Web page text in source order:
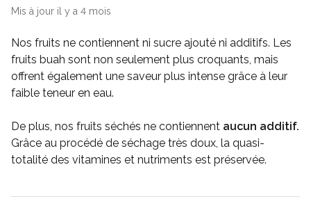
Mis à jour il y a 4 mois
Nos fruits ne contiennent ni sucre ajouté ni additifs. Les
fruits buah sont non seulement plus croquants, mais
offrent également une saveur plus intense grâce à leur
faible teneur en eau.
De plus, nos fruits séchés ne contiennent aucun additif.
Grâce au procédé de séchage très doux, la quasi-
totalité des vitamines et nutriments est préservée.